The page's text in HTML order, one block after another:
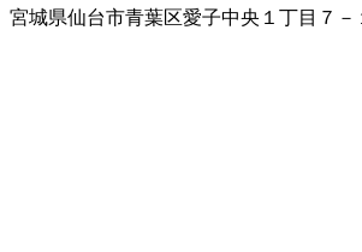
宮城県仙台市青葉区愛子中央１丁目７－